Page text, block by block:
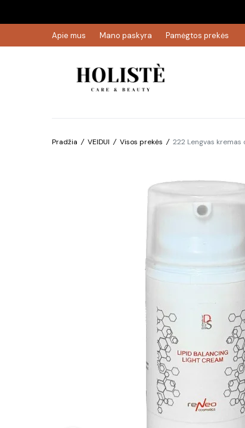
Apie mus Mano paskyra Pamėgtos prekės
Pradžia / VEIDUI / Visos prekės / 222 Lengvas